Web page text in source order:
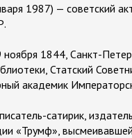
1987) — советский
1844, Санкт-
Статский
академик
сатирик,
«Трумф»,